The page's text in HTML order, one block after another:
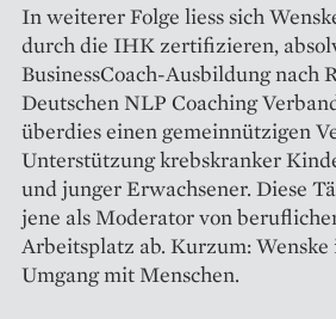
In weiterer Folge liess sich
durch die IHK zertifizieren,
BusinessCoach-Ausbildung nach
Deutschen NLP Coaching
überdies einen gemeinnützigen
Unterstützung krebskranker
und junger Erwachsener. Diese
jene als Moderator von
Arbeitsplatz ab. Kurzum:
Umgang mit Menschen.